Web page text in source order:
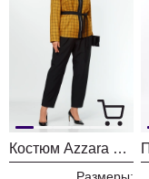
Костюм Azzara 10083